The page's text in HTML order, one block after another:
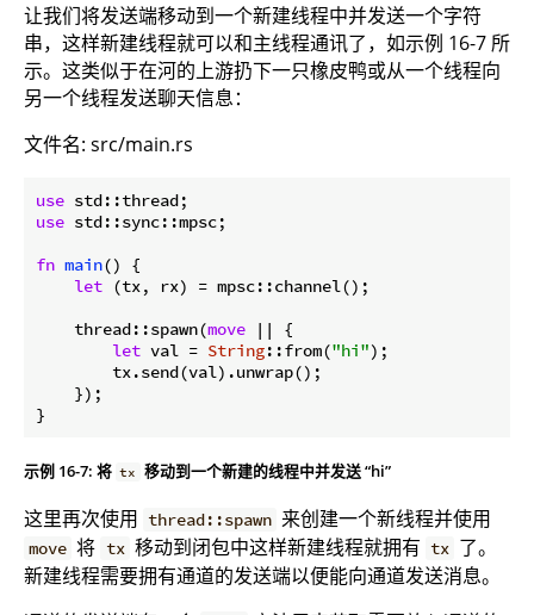
让我们将发送端移动到一个新建线程中并发送一个字符
串，这样新建线程就可以和主线程通讯了，如示例 16-7 所
示。这类似于在河的上游扔下一只橡皮鸭或从一个线程向
另一个线程发送聊天信息：
文件名: src/main.rs
use
use std::sync::mpsc;
fn main() {
let (tx, rx) = mpsc::channel();
    thread::spawn(
move || {
let val = String::from("hi");
        tx.send(val).unwrap();
    });
}
示例 16-7: 将 tx 移动到一个新建的线程中并发送 “hi”
这里再次使用 thread::spawn 来创建一个新线程并使用
move 将 tx 移动到闭包中这样新建线程就拥有 tx 了。
新建线程需要拥有通道的发送端以便能向通道发送消息。